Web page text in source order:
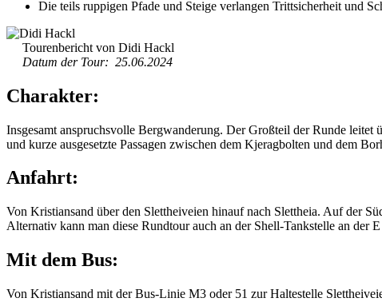
Die teils ruppigen Pfade und Steige verlangen Trittsicherheit und
Tourenbericht von Didi Hackl
Datum der Tour: 25.06.2024
Charakter:
Insgesamt anspruchsvolle Bergwanderung. Der Großteil der Runde
und kurze ausgesetzte Passagen zwischen dem Kjeragbolten und dem
Anfahrt:
Von Kristiansand über den Slettheiveien hinauf nach Slettheia. Auf der
Alternativ kann man diese Rundtour auch an der Shell-Tankstelle an der
Mit dem Bus:
Von Kristiansand mit der Bus-Linie M3 oder 51 zur Haltestelle